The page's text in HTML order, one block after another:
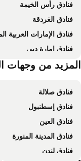
فنادق رأس الخيمة
فنادق الغردقة
فنادق الإمارات العربية
فنادق إمارة دبي
فنادق الساحل الشمالي
من وجهات
فنادق صلالة
فنادق إسطنبول
فنادق العين
فنادق المدينة المنورة
فنادق لندن